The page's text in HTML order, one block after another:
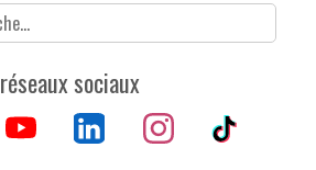
réseaux sociaux